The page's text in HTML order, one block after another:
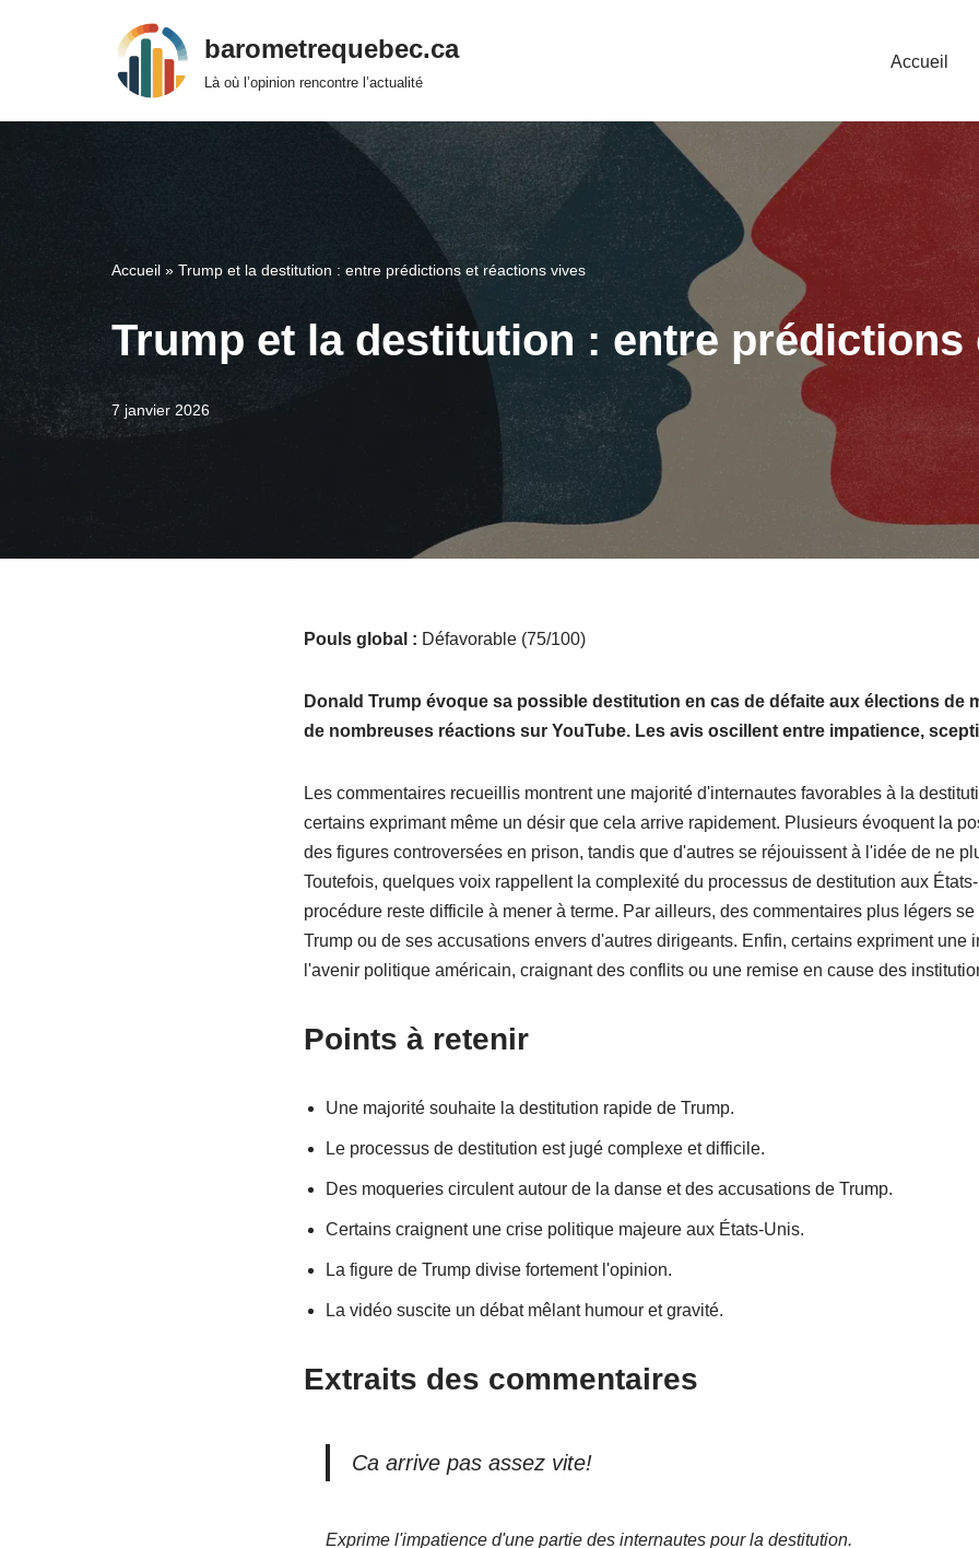
contenu
barometrequebec.ca
Là où l’opinion rencontre l’actualité
Accueil
Accueil » Trump et la destitution : entre prédictions et réactions vives
Trump et la destitution : entre
7 janvier 2026
Pouls global : Défavorable (75/100)
Donald Trump évoque sa possible destitution en cas de défaite aux élections de
de nombreuses réactions sur YouTube. Les avis oscillent entre impatience,
Les commentaires recueillis montrent une majorité d'internautes favorables à la
certains exprimant même un désir que cela arrive rapidement. Plusieurs évoquent la
des figures controversées en prison, tandis que d'autres se réjouissent à l'idée de ne
Toutefois, quelques voix rappellent la complexité du processus de destitution aux
procédure reste difficile à mener à terme. Par ailleurs, des commentaires plus légers
Trump ou de ses accusations envers d'autres dirigeants. Enfin, certains expriment une
l'avenir politique américain, craignant des conflits ou une remise en cause des
Points à retenir
Une majorité souhaite la destitution rapide de Trump.
Le processus de destitution est jugé complexe et difficile.
Des moqueries circulent autour de la danse et des accusations de Trump.
Certains craignent une crise politique majeure aux États-Unis.
La figure de Trump divise fortement l'opinion.
La vidéo suscite un débat mêlant humour et gravité.
Extraits des commentaires
Ca arrive pas assez vite!
Exprime l'impatience d'une partie des internautes pour la destitution.